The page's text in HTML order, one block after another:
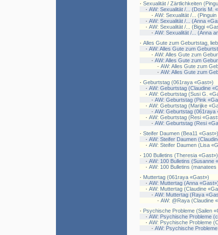
· Sexualität / Zärtlichkeiten
· AW: Sexualität /... (Doris M.
· AW: Sexualität /...
· AW: Sexualität /... (Anna
· AW: Sexualität /... (Biggi
· AW: Sexualität /... (Anna
· Alles Gute zum Geburtstag,
· AW: Alles Gute zum
· AW: Alles Gute zum
· AW: Alles Gute zum
· AW: Alles Gute zum
· AW: Alles Gute zum
· Geburtstag (061raya «Gast»)
· AW: Geburtstag (Claudine
· AW: Geburtstag (Susi G.
· AW: Geburtstag (Pink
· AW: Geburtstag (Marijke
· AW: Geburtstag (061raya
· AW: Geburtstag (Resi
· AW: Geburtstag (Resi
· Steifer Daumen (Bea11 «Gast»)
· AW: Steifer Daumen
· AW: Steifer Daumen (Lisa
· 100 Bulletins (Theresia «Gast»)
· AW: 100 Bulletins (Susanne
· AW: 100 Bulletins
· Muttertag (061raya «Gast»)
· AW: Muttertag (Anna
· AW: Muttertag (Claudine
· AW: Muttertag (Raya
· AW: @Raya (Claudine
· Psychische Probleme (Sailen
· AW: Psychische Probleme
· AW: Psychische Probleme
· AW: Psychische